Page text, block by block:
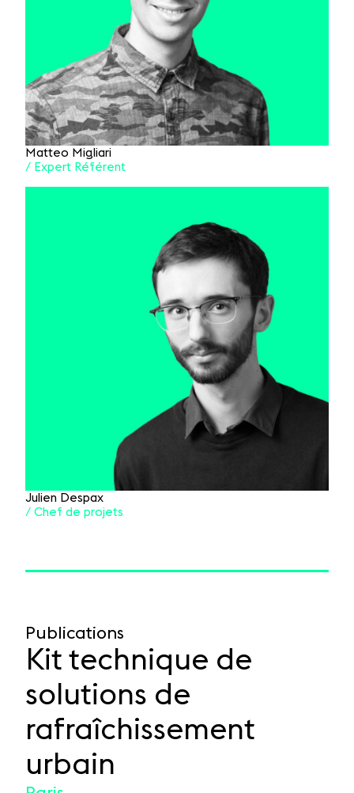
Matteo Migliari
/ Expert Référent
Julien Despax
/ Chef de projets
Publications
Kit technique de
solutions de
rafraîchissement
urbain